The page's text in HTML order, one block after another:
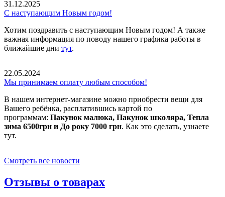
31.12.2025
С наступающим Новым годом!
Хотим поздравить с наступающим Новым годом! А также
важная информация по поводу нашего графика работы в
ближайшие дни тут.
22.05.2024
Мы принимаем оплату любым способом!
В нашем интернет-магазине можно приобрести вещи для
Вашего ребёнка, расплатившись картой по
программам: Пакунок малюка, Пакунок школяра, Тепла
зима 6500грн и До року 7000 грн. Как это сделать, узнаете
тут.
Смотреть все новости
Отзывы о товарах